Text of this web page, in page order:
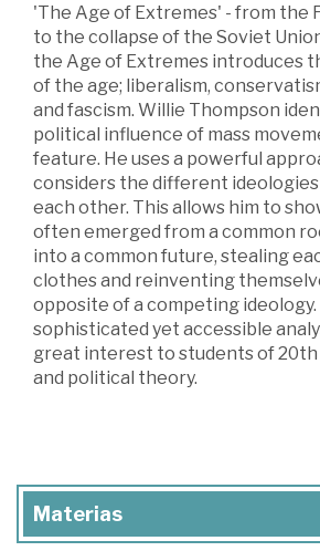
'The Age of Extremes' - from the
to the collapse of the Soviet
the Age of Extremes introduces
of the age; liberalism,
and fascism. Willie Thompson
political influence of mass
feature. He uses a powerful
considers the different
each other. This allows him to
often emerged from a common
into a common future, stealing
clothes and reinventing
opposite of a competing ideology.
sophisticated yet accessible
great interest to students of
and political theory.
Materias